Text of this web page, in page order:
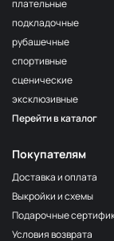
203/1
F254 Лагуна
F224/2
2Океанская
309/1
F206
F321/1
191/2
плательные
подкладочные
рубашечные
спортивные
сценические
эксклюзивные
Перейти в каталог
Покупателям
Доставка и оплата
Выкройки и схемы
Подарочные
Условия возврата